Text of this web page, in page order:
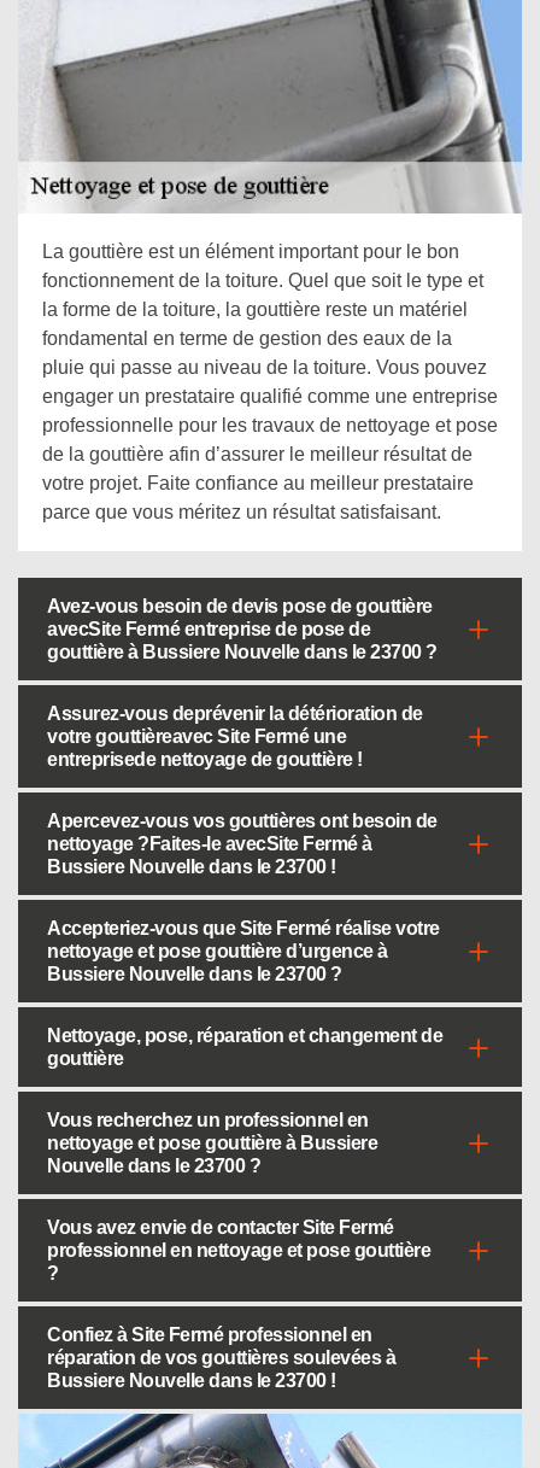
La gouttière est un élément important pour le bon
fonctionnement de la toiture. Quel que soit le type et
la forme de la toiture, la gouttière reste un matériel
fondamental en terme de gestion des eaux de la
pluie qui passe au niveau de la toiture. Vous pouvez
engager un prestataire qualifié comme une entreprise
professionnelle pour les travaux de nettoyage et pose
de la gouttière afin d’assurer le meilleur résultat de
votre projet. Faite confiance au meilleur prestataire
parce que vous méritez un résultat satisfaisant.
Avez-vous besoin de devis pose de gouttière
avecSite Fermé entreprise de pose de
gouttière à Bussiere Nouvelle dans le 23700 ?
Assurez-vous deprévenir la détérioration de
votre gouttièreavec Site Fermé une
entreprisede nettoyage de gouttière !
Apercevez-vous vos gouttières ont besoin de
nettoyage ?Faites-le avecSite Fermé à
Bussiere Nouvelle dans le 23700 !
Accepteriez-vous que Site Fermé réalise votre
nettoyage et pose gouttière d’urgence à
Bussiere Nouvelle dans le 23700 ?
Nettoyage, pose, réparation et changement de
gouttière
Vous recherchez un professionnel en
nettoyage et pose gouttière à Bussiere
Nouvelle dans le 23700 ?
Vous avez envie de contacter Site Fermé
professionnel en nettoyage et pose gouttière
?
Confiez à Site Fermé professionnel en
réparation de vos gouttières soulevées à
Bussiere Nouvelle dans le 23700 !